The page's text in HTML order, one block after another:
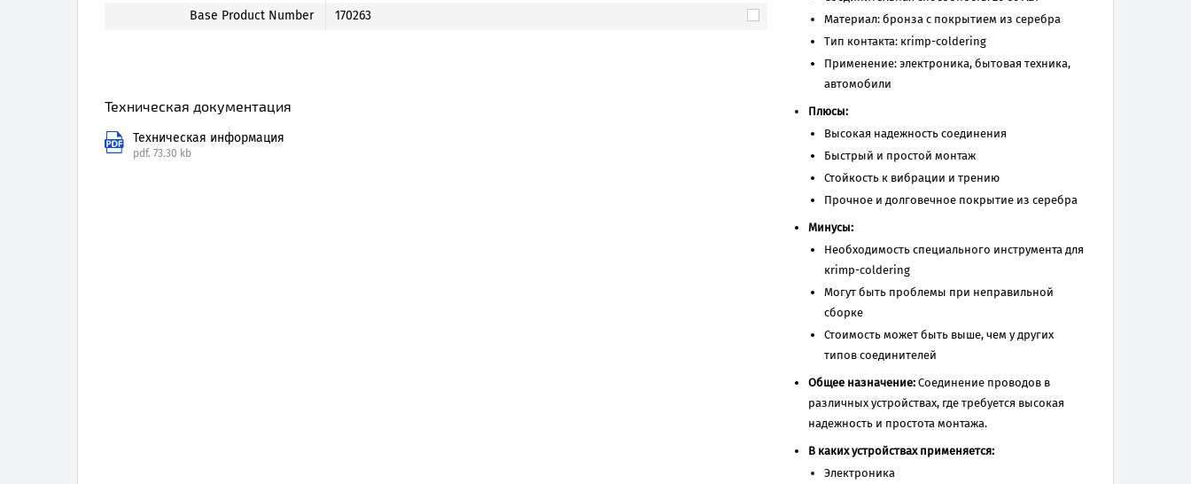
Base Product Number
170263
Техническая документация
Техническая информация
pdf. 73.30 kb
Материал: бронза с покрытием из серебра
Тип контакта: кrimp-сoldering
Применение: электроника, бытовая техника,
автомобили
Плюсы:
Высокая надежность соединения
Быстрый и простой монтаж
Стойкость к вибрации и трению
Прочное и долговечное покрытие из серебра
Минусы:
Необходимость специального инструмента для
кrimp-сoldering
Могут быть проблемы при неправильной
сборке
Стоимость может быть выше, чем у других
типов соединителей
Общее назначение:Соединение проводов в
различных устройствах, где требуется высокая
надежность и простота монтажа.
В каких устройствах применяется:
Электроника